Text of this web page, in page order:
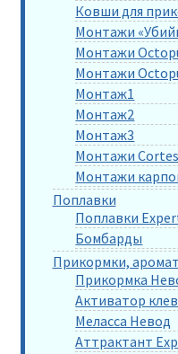
Ковши для
Монтажи
Монтажи
Монтажи
Монтаж1
Монтаж2
Монтаж3
Монтажи
Монтажи
Поплавки
Поплавки
Бомбарды
Прикормки,
Прикормка
Активатор
Меласса Невод
Аттрактант